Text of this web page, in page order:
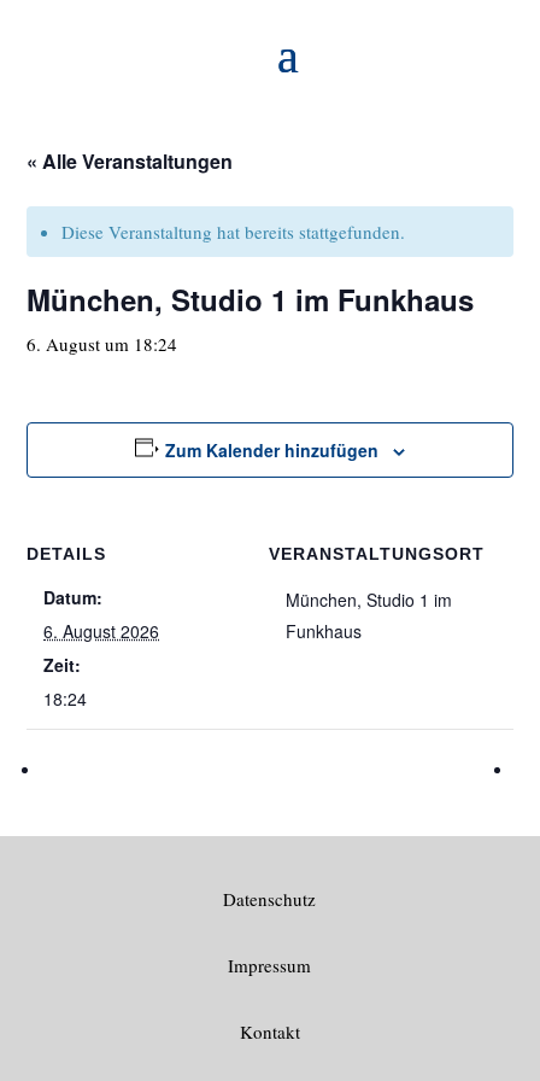
« Alle Veranstaltungen
Diese Veranstaltung hat bereits stattgefunden.
München, Studio 1 im Funkhaus
6. August um 18:24
Zum Kalender hinzufügen
DETAILS
Datum:
6. August 2026
Zeit:
18:24
VERANSTALTUNGSORT
München, Studio 1 im
Funkhaus
Datenschutz
Impressum
Kontakt